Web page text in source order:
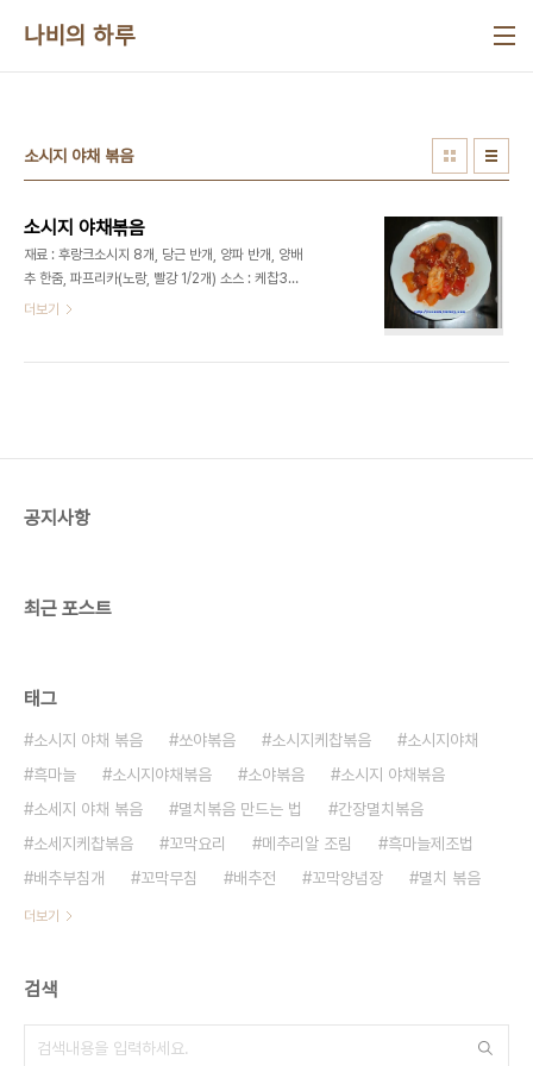
나비의 하루
소시지 야채 볶음
소시지 야채볶음
재료 : 후랑크소시지 8개, 당근 반개, 양파 반개, 양배
추 한줌, 파프리카(노랑, 빨강 1/2개) 소스 : 케찹3T,
고추장1T, 간장1T, 물엿1/2T, 설탕1/2T, 다진마늘
불을 끕니다. 6. 완성된 소시지야채볶음을 그릇에 담
더보기
공지사항
최근 포스트
태그
소시지 야채 볶음 쏘야볶음 소시지케찹볶음
소시지야채
흑마늘
소시지야채볶음 소야볶음
소시지 야채볶음
소세지 야채 볶음
멸치볶음 만드는 법
간장멸치볶음
소세지케찹볶음
꼬막요리 메추리알 조림
흑마늘제조법
배추부침개
꼬막무침 배추전 꼬막양념장 멸치 볶음
더보기
검색